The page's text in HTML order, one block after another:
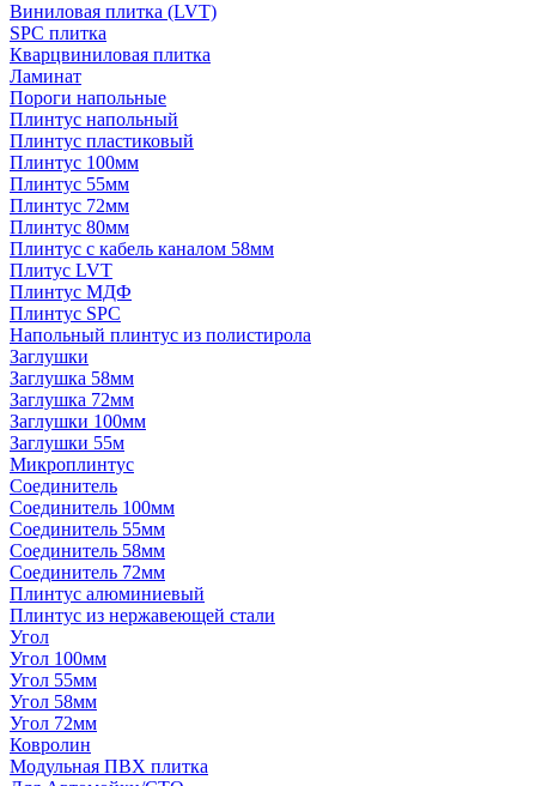
Виниловая плитка (LVT)
SPC плитка
Кварцвиниловая плитка
Ламинат
Пороги напольные
Плинтус напольный
Плинтус пластиковый
Плинтус 100мм
Плинтус 55мм
Плинтус 72мм
Плинтус 80мм
Плинтус с кабель каналом 58мм
Плитус LVT
Плинтус МДФ
Плинтус SPC
Напольный плинтус из полистирола
Заглушки
Заглушка 58мм
Заглушка 72мм
Заглушки 100мм
Заглушки 55м
Микроплинтус
Соединитель
Соединитель 100мм
Соединитель 55мм
Соединитель 58мм
Соединитель 72мм
Плинтус алюминиевый
Плинтус из нержавеющей стали
Угол
Угол 100мм
Угол 55мм
Угол 58мм
Угол 72мм
Ковролин
Модульная ПВХ плитка